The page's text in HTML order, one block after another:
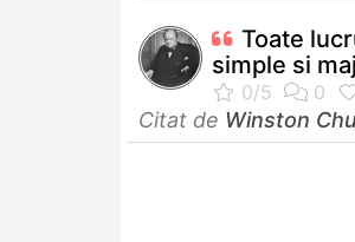
Toate
simple si
Citat de Winston